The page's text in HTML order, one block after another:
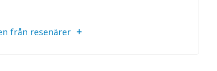
till 1–2 extrabäddar, vilket gör det enkelt att
från resenärer